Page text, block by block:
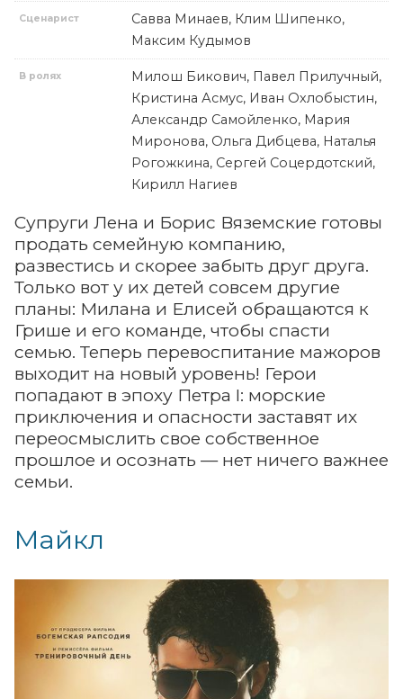
Сценарист
Савва Минаев, Клим Шипенко,
Максим Кудымов
В ролях
Милош Бикович, Павел Прилучный,
Кристина Асмус, Иван Охлобыстин,
Александр Самойленко, Мария
Миронова, Ольга Дибцева, Наталья
Рогожкина, Сергей Соцердотский,
Кирилл Нагиев
Супруги Лена и Борис Вяземские готовы
продать семейную компанию,
развестись и скорее забыть друг друга.
Только вот у их детей совсем другие
планы: Милана и Елисей обращаются к
Грише и его команде, чтобы спасти
семью. Теперь перевоспитание мажоров
выходит на новый уровень! Герои
попадают в эпоху Петра I: морские
приключения и опасности заставят их
переосмыслить свое собственное
прошлое и осознать — нет ничего важнее
семьи.
Майкл